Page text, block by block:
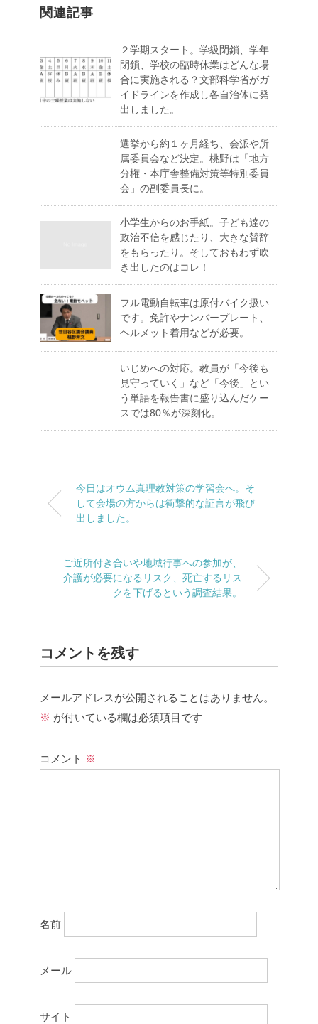
関連記事
２学期スタート。学級閉鎖、学年
閉鎖、学校の臨時休業はどんな場
合に実施される？文部科学省がガ
イドラインを作成し各自治体に発
出しました。
選挙から約１ヶ月経ち、会派や所
属委員会など決定。桃野は「地方
分権・本庁舎整備対策等特別委員
会」の副委員長に。
小学生からのお手紙。子ども達の
政治不信を感じたり、大きな賛辞
をもらったり。そしておもわず吹
き出したのはコレ！
フル電動自転車は原付バイク扱い
です。免許やナンバープレート、
ヘルメット着用などが必要。
いじめへの対応。教員が「今後も
見守っていく」など「今後」とい
う単語を報告書に盛り込んだケー
スでは80％が深刻化。
今日はオウム真理教対策の学習会へ。そ
して会場の方からは衝撃的な証言が飛び
出しました。
ご近所付き合いや地域行事への参加が、
介護が必要になるリスク、死亡するリス
クを下げるという調査結果。
コメントを残す
メールアドレスが公開されることはありません。
※ が付いている欄は必須項目です
コメント ※
名前
メール
サイト